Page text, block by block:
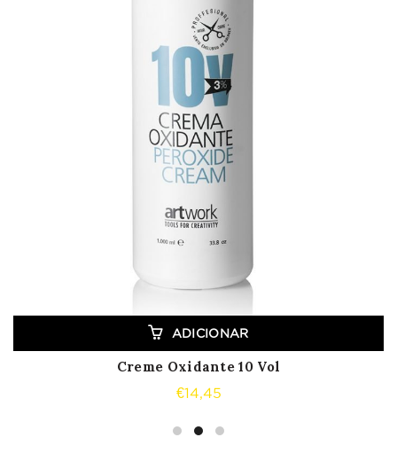
ADICIONAR
Creme Oxidante 10 Vol
€14,45